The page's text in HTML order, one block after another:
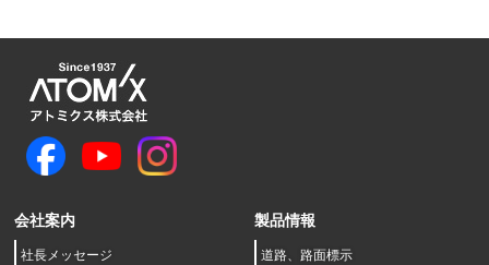
会社案内
社長メッセージ
製品情報
道路、路面標示